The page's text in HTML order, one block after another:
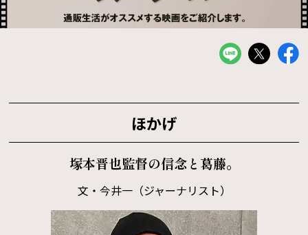
ほかげ
塚本晋也監督の信念と葛藤。
文・今井一（ジャーナリスト）